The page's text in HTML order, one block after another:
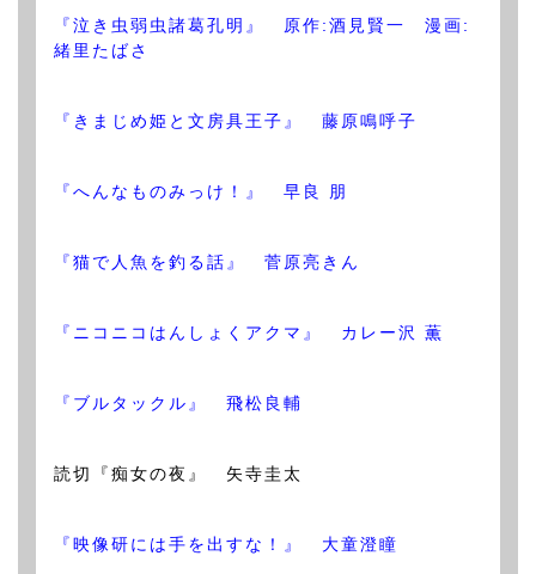
『泣き虫弱虫諸葛孔明』 原作:酒見賢一 漫画:
緒里たばさ
『きまじめ姫と文房具王子』 藤原鳴呼子
『へんなものみっけ！』 早良 朋
『猫で人魚を釣る話』 菅原亮きん
『ニコニコはんしょくアクマ』 カレー沢 薫
『ブルタックル』 飛松良輔
読切『痴女の夜』 矢寺圭太
『映像研には手を出すな！』 大童澄瞳